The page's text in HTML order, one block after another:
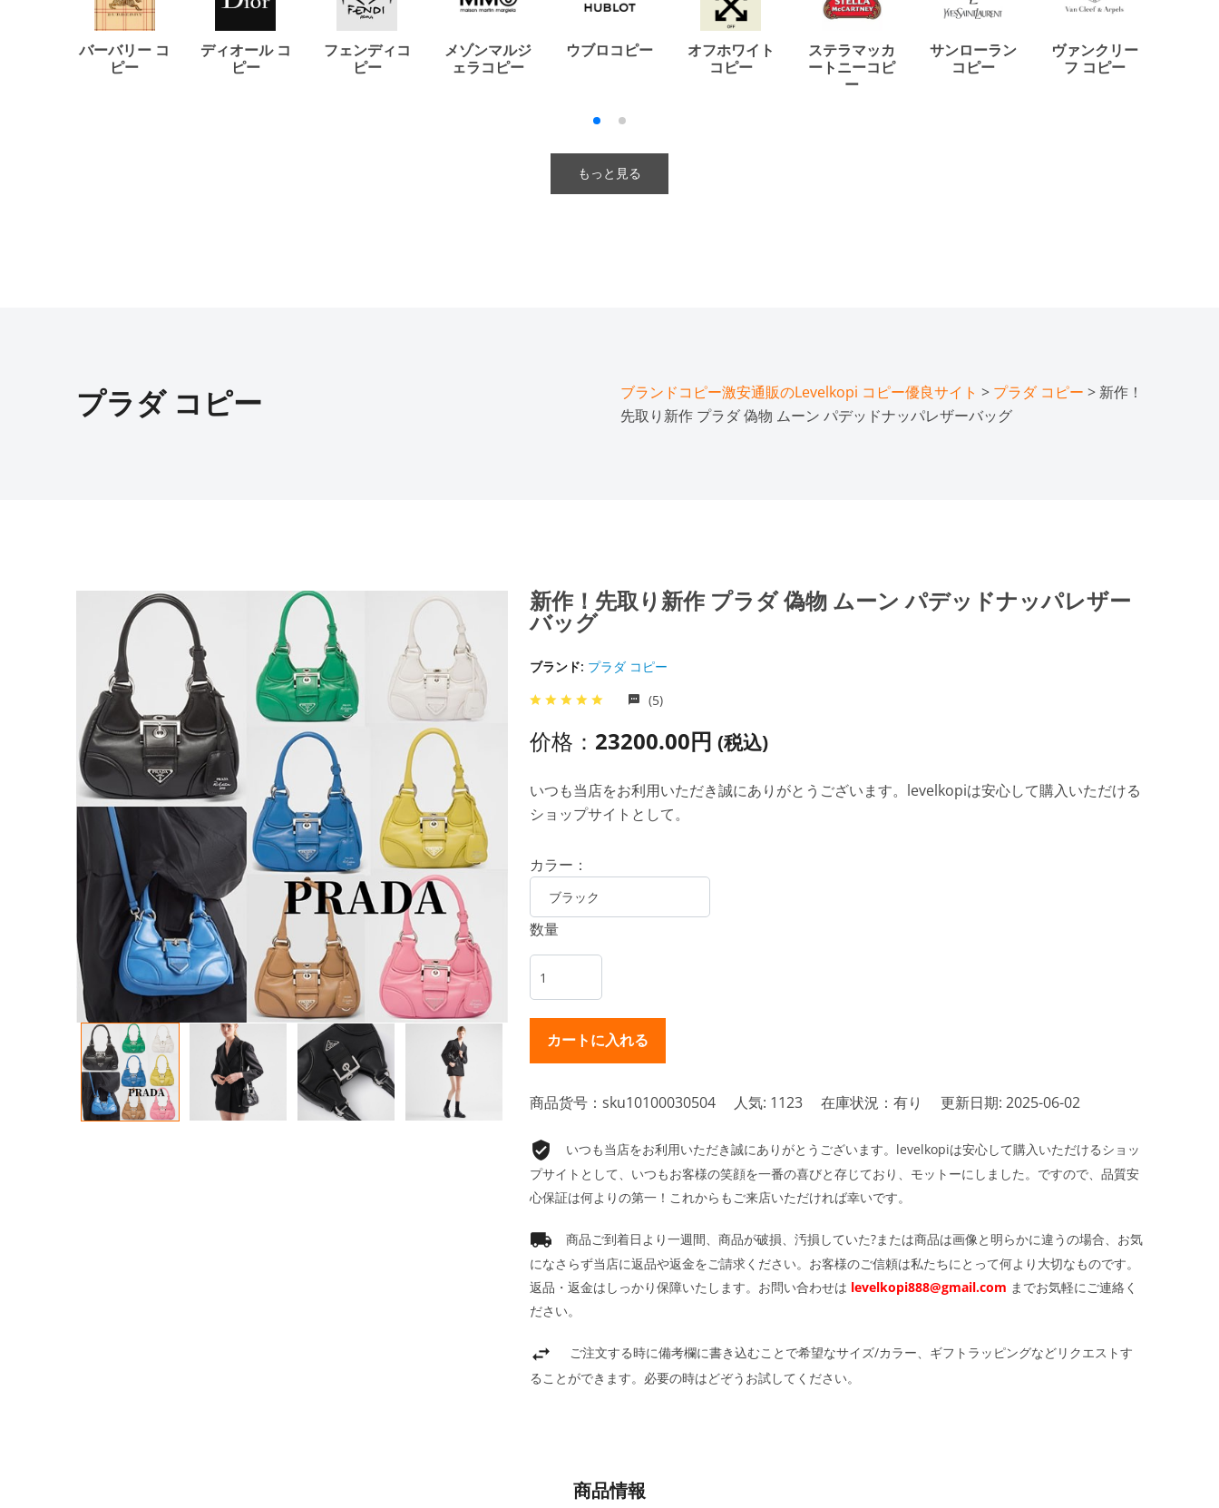
バーバリー コ
ピー
ディオール コ
ピー
フェンディコ
ピー
メゾンマルジ
ェラコピー
ウブロコピー
オフホワイト
コピー
ステラマッカ
ートニーコピ
ー
サンローラン
コピー
ヴァンクリー
フ コピー
もっと見る
プラダ コピー ブランドコピー激安通販のLevelkopi コピー優良サイト > プラダ コピー > 新作！
先取り新作 プラダ 偽物 ムーン パデッドナッパレザーバッグ
新作！先取り新作 プラダ 偽物 ムーン パデッドナッパレザー
バッグ
ブランド: プラダ コピー
(5)
价格： 23200.00円 (税込)
いつも当店をお利用いただき誠にありがとうございます。levelkopiは安心して購入いただける
ショップサイトとして。
カラー：
数量
商品货号：sku10100030504 人気: 1123 在庫状況：有り 更新日期: 2025-06-02
いつも当店をお利用いただき誠にありがとうございます。levelkopiは安心して購入いただけるショッ
プサイトとして、いつもお客様の笑顔を一番の喜びと存じており、モットーにしました。ですので、品質安
心保証は何よりの第一！これからもご来店いただければ幸いです。
商品ご到着日より一週間、商品が破損、汚損していた?または商品は画像と明らかに違うの場合、お気
になさらず当店に返品や返金をご請求ください。お客様のご信頼は私たちにとって何より大切なものです。
返品・返金はしっかり保障いたします。お問い合わせは levelkopi888@gmail.com までお気軽にご連絡く
ださい。
ご注文する時に備考欄に書き込むことで希望なサイズ/カラー、ギフトラッピングなどリクエストす
ることができます。必要の時はどぞうお試してください。
商品情報